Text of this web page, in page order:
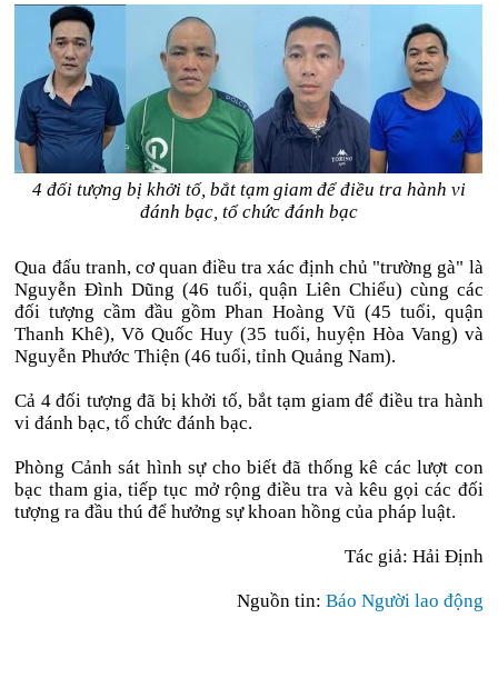
4 đối tượng bị khởi tố, bắt tạm giam để điều tra hành vi
đánh bạc, tổ chức đánh bạc
Qua đấu tranh, cơ quan điều tra xác định chủ "trường gà" là
Nguyễn Đình Dũng (46 tuổi, quận Liên Chiểu) cùng các
đối tượng cầm đầu gồm Phan Hoàng Vũ (45 tuổi, quận
Thanh Khê), Võ Quốc Huy (35 tuổi, huyện Hòa Vang) và
Nguyễn Phước Thiện (46 tuổi, tỉnh Quảng Nam).
Cả 4 đối tượng đã bị khởi tố, bắt tạm giam để điều tra hành
vi đánh bạc, tổ chức đánh bạc.
Phòng Cảnh sát hình sự cho biết đã thống kê các lượt con
bạc tham gia, tiếp tục mở rộng điều tra và kêu gọi các đối
tượng ra đầu thú để hưởng sự khoan hồng của pháp luật.
Tác giả: Hải Định
Nguồn tin: Báo Người lao động